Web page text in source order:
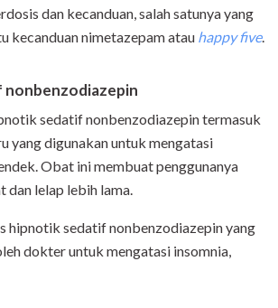
dan kecanduan, salah satunya yang
kecanduan nimetazepam atau happy five.
sedatif nonbenzodiazepin termasuk
yang digunakan untuk mengatasi
Obat ini membuat penggunanya
lelap lebih lama.
hipnotik sedatif nonbenzodiazepin yang
dokter untuk mengatasi insomnia,